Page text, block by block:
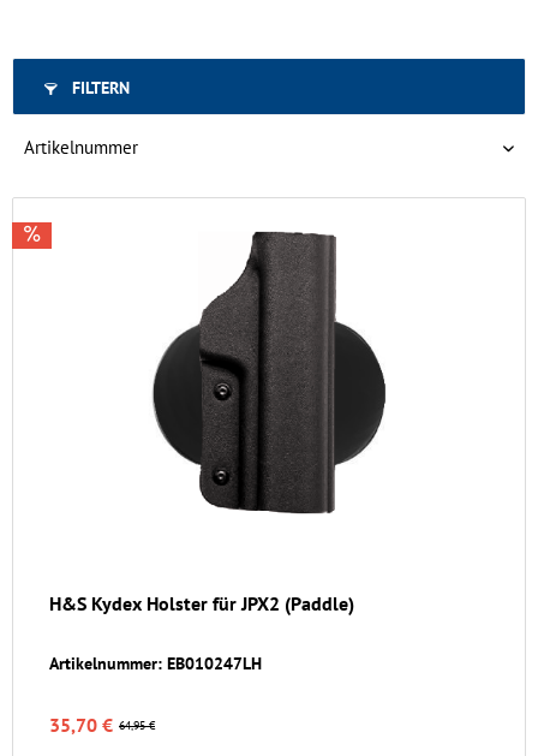
FILTERN
H&S Kydex Holster für JPX2 (Paddle)
Artikelnummer: EB010247LH
64,95 €
35,70 €